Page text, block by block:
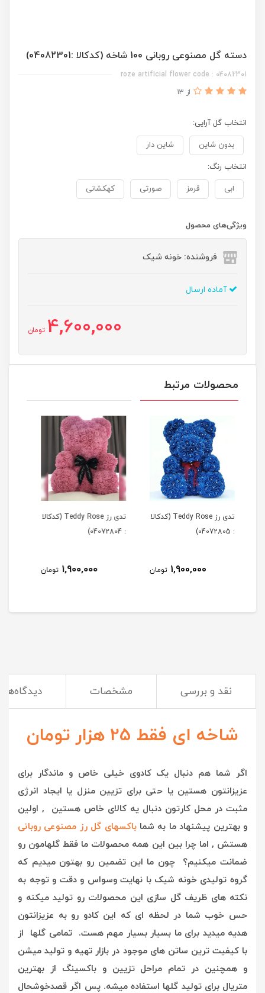
دسته گل مصنوعی روبانی 100 شاخه (کدکالا :04082301)
roze artificial flower code : 04082301
از 13
انتخاب گل آرایی:
بدون شاین شاین دار
انتخاب رنگ:
ابی قرمز صورتی کهکشانی
ویژگی‌های محصول
فروشنده: خونه شیک
آماده ارسال
4,600,000 تومان
محصولات مرتبط
تدی رز Teddy Rose (کدکالا
: 04072804)
1,900,000 تومان
آباژور رومیزی فصلی مدل
تابستان کد کالا:(04061301)
1,200,000 تومان
نقد و بررسی مشخصات دیدگاه‌ها
شاخه ای فقط 25 هزار تومان
اگر شما هم دنبال یک کادوی خیلی خاص و ماندگار برای
عزیزانتون هستین یا حتی برای تزیین منزل یا ایجاد انرژی
مثبت در محل کارتون دنبال یه کالای خاص هستین , اولین
و بهترین پیشنهاد ما به شماباکسهای گل رز مصنوعی روبانی
هستش , اما چرا بین این همه محصولات ما فقط گلهامون رو
ضمانت میکنیم؟ چون ما این تضمین رو بهتون میدیم که
گروه تولیدی خونه شیک با نهایت وسواس و دقت و توجه به
نکته های ظریف گل سازی این محصولات رو تولید میکنه و
حس خوب شما در لحظه ای که این کادو رو به عزیزانتون
هدیه میدید برای ما بسیار بسیار مهم هست. تمامی گلها از
با کیفیت ترین ساتن های موجود در بازار تهیه و تولید میشن
و همچنین در تمام مراحل تزیین و باکسینگ از بهترین
متریال برای تولید گلها استفاده میشه. پس اگر قصدخوشحال